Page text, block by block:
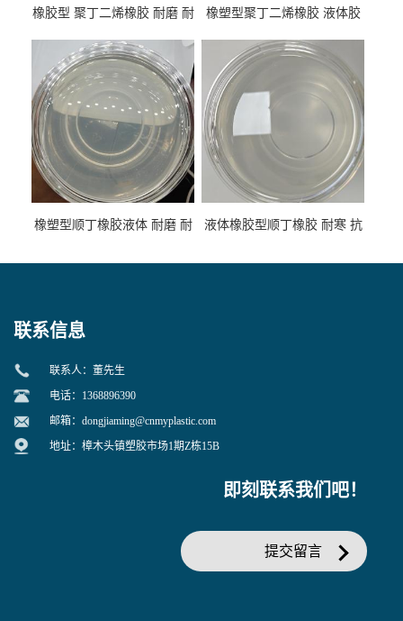
橡胶型 聚丁二烯橡胶 耐磨 耐
性
橡塑型聚丁二烯橡胶 液体胶
专用
橡塑型顺丁橡胶液体 耐磨 耐
液体橡胶型顺丁橡胶 耐寒 抗
联系信息
联系人：董先生
电话：1368896390
邮箱： dongjiaming@cnmyplastic.com
地址：樟木头镇塑胶市场1期Z栋15B
即刻联系我们吧！
提交留言